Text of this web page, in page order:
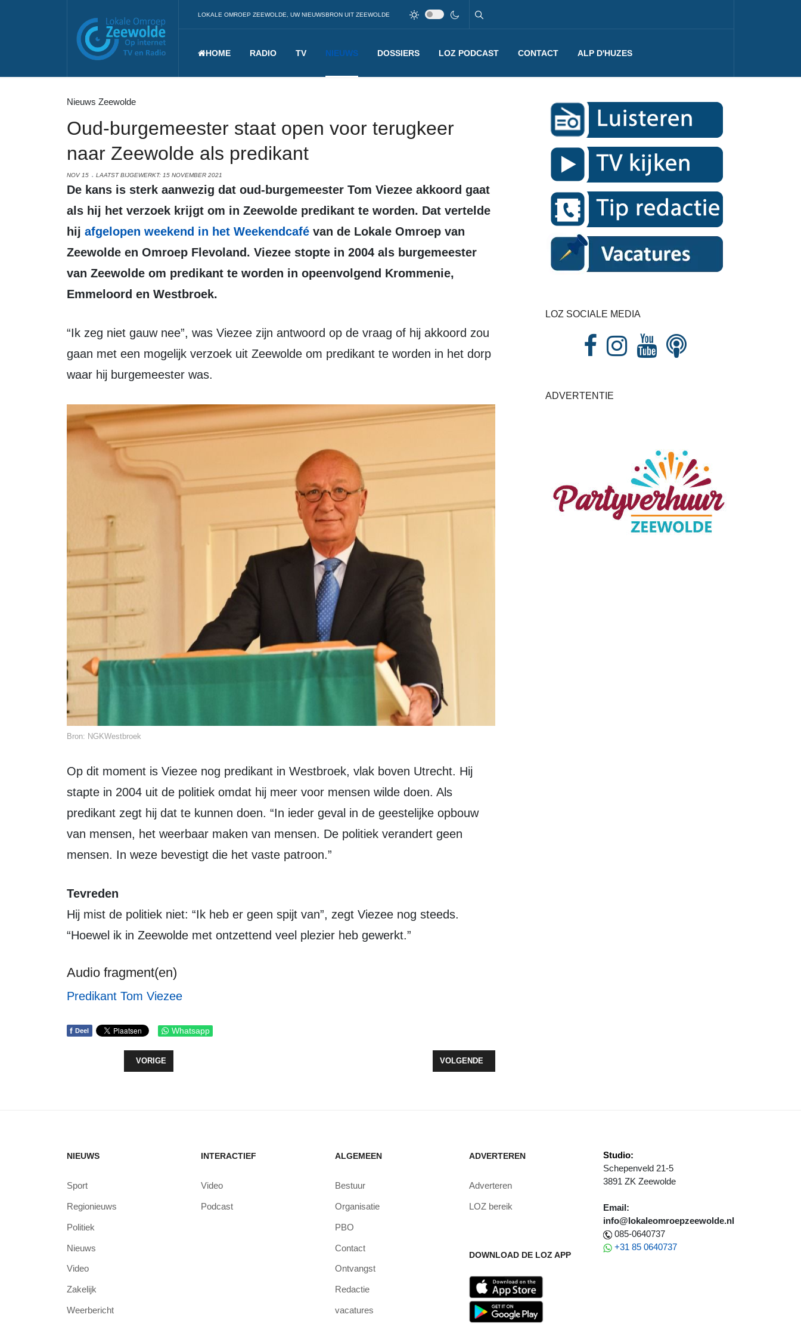
LOKALE OMROEP ZEEWOLDE, UW NIEUWSBRON UIT ZEEWOLDE
HOME RADIO TV NIEUWS DOSSIERS LOZ PODCAST CONTACT ALP D'HUZES
Nieuws Zeewolde
Oud-burgemeester staat open voor terugkeer
naar Zeewolde als predikant
NOV 15 LAATST BIJGEWERKT: 15 NOVEMBER 2021
De kans is sterk aanwezig dat oud-burgemeester Tom Viezee akkoord gaat
als hij het verzoek krijgt om in Zeewolde predikant te worden. Dat vertelde
hij afgelopen weekend in het Weekendcafé van de Lokale Omroep van
Zeewolde en Omroep Flevoland. Viezee stopte in 2004 als burgemeester
van Zeewolde om predikant te worden in opeenvolgend Krommenie,
Emmeloord en Westbroek.
“Ik zeg niet gauw nee”, was Viezee zijn antwoord op de vraag of hij akkoord zou
gaan met een mogelijk verzoek uit Zeewolde om predikant te worden in het dorp
waar hij burgemeester was.
Bron: NGKWestbroek
Op dit moment is Viezee nog predikant in Westbroek, vlak boven Utrecht. Hij
stapte in 2004 uit de politiek omdat hij meer voor mensen wilde doen. Als
predikant zegt hij dat te kunnen doen. “In ieder geval in de geestelijke opbouw
van mensen, het weerbaar maken van mensen. De politiek verandert geen
mensen. In weze bevestigt die het vaste patroon.”
Tevreden
Hij mist de politiek niet: “Ik heb er geen spijt van”, zegt Viezee nog steeds.
“Hoewel ik in Zeewolde met ontzettend veel plezier heb gewerkt.”
Audio fragment(en)
Predikant Tom Viezee
f Deel Whatsapp
VORIG ARTIKEL: VERKIEZINGSAVOND TOP-ONDERNEMER ALLEEN OP TV
VORIGE VOLGENDE ARTIKEL: JUBILEUMBIJEENKOMST VOEDSELBANK AFGELAST
VOLGENDE
LOZ SOCIALE MEDIA
ADVERTENTIE
NIEUWS
Sport
Regionieuws
Politiek
Nieuws
Video
Zakelijk
Weerbericht
INTERACTIEF
Video
Podcast
ALGEMEEN
Bestuur
Organisatie
PBO
Contact
Ontvangst
Redactie
vacatures
ADVERTEREN
Adverteren
LOZ bereik
DOWNLOAD DE LOZ APP
Studio:
Schepenveld 21-5
3891 ZK Zeewolde
Email:
info@lokaleomroepzeewolde.nl
085-0640737
+31 85 0640737